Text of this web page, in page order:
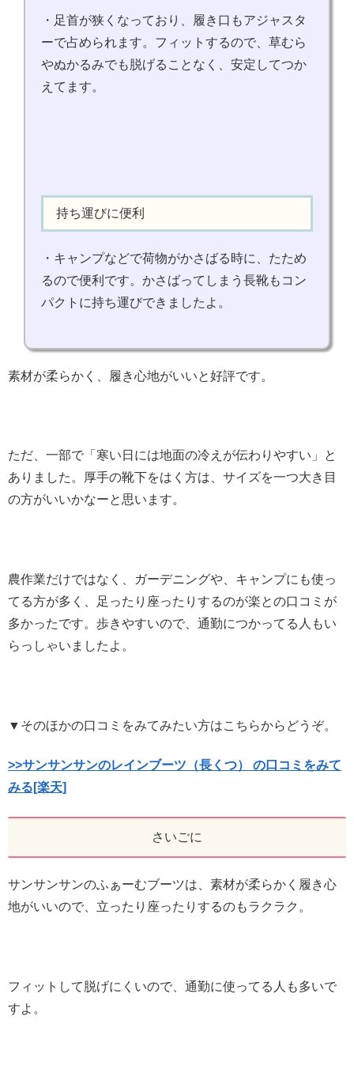
・足首が狭くなっており、履き口もアジャスタ
ーで占められます。フィットするので、草むら
やぬかるみでも脱げることなく、安定してつか
えてます。
持ち運びに便利
・キャンプなどで荷物がかさばる時に、たため
るので便利です。かさばってしまう長靴もコン
パクトに持ち運びできましたよ。
素材が柔らかく、履き心地がいいと好評です。
ただ、一部で「寒い日には地面の冷えが伝わりやすい」と
ありました。厚手の靴下をはく方は、サイズを一つ大き目
の方がいいかなーと思います。
農作業だけではなく、ガーデニングや、キャンプにも使っ
てる方が多く、足ったり座ったりするのが楽との口コミが
多かったです。歩きやすいので、通勤につかってる人もい
らっしゃいましたよ。
▼そのほかの口コミをみてみたい方はこちらからどうぞ。
>>サンサンサンのレインブーツ（長くつ） の口コミをみて
みる[楽天]
さいごに
サンサンサンのふぁーむブーツは、素材が柔らかく履き心
地がいいので、立ったり座ったりするのもラクラク。
フィットして脱げにくいので、通勤に使ってる人も多いで
すよ。